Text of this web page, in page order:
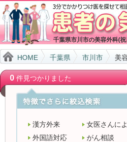
千葉県市川市の美容外科(
HOME 千葉県 市川市 美
0件見つかりました
漢方外来 女医さんに
外国語対応
がん相談